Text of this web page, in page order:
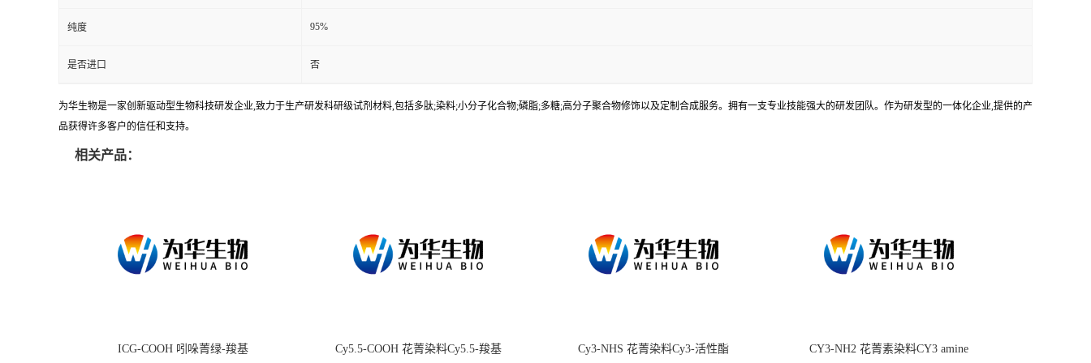
纯度 95%
是否进口 否
为华生物是一家创新驱动型生物科技研发企业,致力于生产研发科研级试剂材料,包括多肽;染料;小分子化合物;磷脂;多糖;高分子聚合物修饰以及定制合成服务。拥有一支专业技能强大的研发团队。作为研发型的一体化企业,提供的产
品获得许多客户的信任和支持。
相关产品：
ICG-COOH 吲哚菁绿-羧基 Cy5.5-COOH 花菁染料Cy5.5-羧基 Cy3-NHS 花菁染料Cy3-活性酯 CY3-NH2 花菁素染料CY3 amine